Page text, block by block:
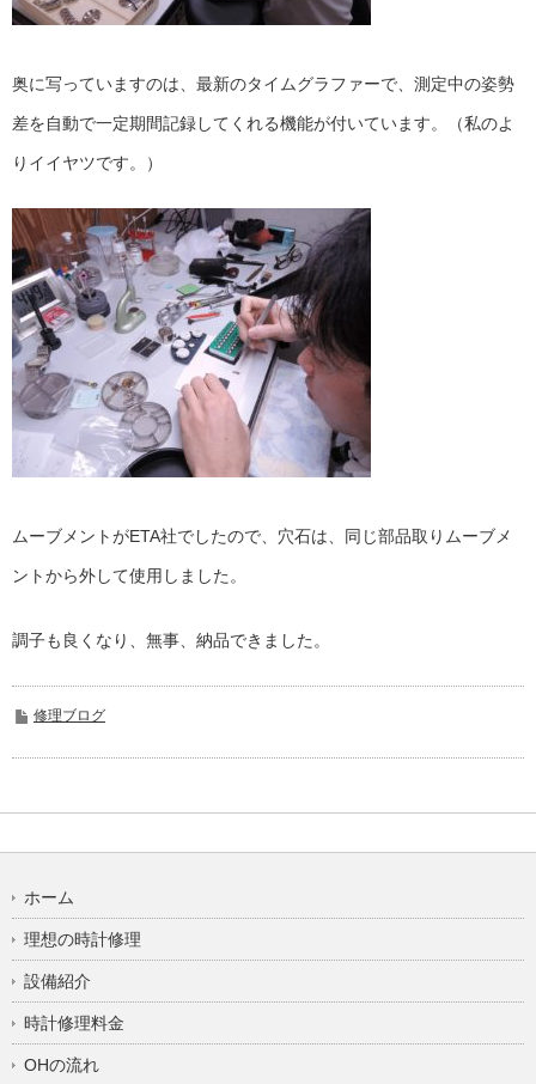
奥に写っていますのは、最新のタイムグラファーで、測定中の姿勢
差を自動で一定期間記録してくれる機能が付いています。（私のよ
りイイヤツです。）
ムーブメントがETA社でしたので、穴石は、同じ部品取りムーブメ
ントから外して使用しました。
調子も良くなり、無事、納品できました。
修理ブログ
ホーム
理想の時計修理
設備紹介
時計修理料金
OHの流れ